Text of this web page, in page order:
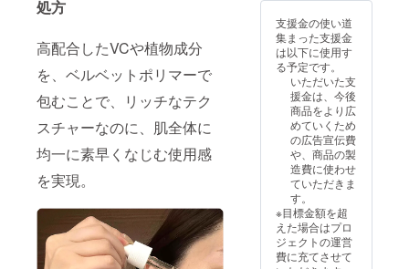
処方
高配合したVCや植物成分
を、ベルベットポリマーで
包むことで、リッチなテク
スチャーなのに、肌全体に
均一に素早くなじむ使用感
を実現。
の？ な
ど、ス
キンケ
ア、美
容につ
いてお
悩みが
ある方
向けの
プラン
です！
※ご支援
後～プ
ロジェ
クト終
了後
に、個
別でブ
支援金の使い道
集まった支援金
は以下に使用す
る予定です。
いただいた支
援金は、今後
商品をより広
めていくため
の広告宣伝費
や、商品の製
造費に使わせ
ていただきま
す。
※目標金額を超
えた場合はプロ
ジェクトの運営
費に充てさせて